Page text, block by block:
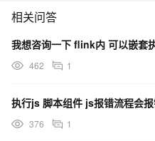
相关问答
我想咨询一下 flink内 可以嵌套
462 1
执行js 脚本组件 js报错流程会报
376 1